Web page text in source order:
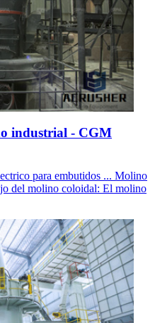
industrial - CGM
para embutidos ... Molino
del molino coloidal: El molino